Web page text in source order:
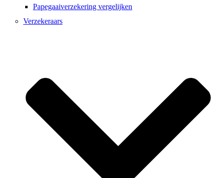
Papegaaiverzekering vergelijken
Verzekeraars